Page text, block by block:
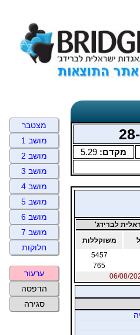
מקדם: 5.29
לברידג'
משוקללות
5457
765
מצטבר
מושב 1
מושב 2
מושב 3
מושב 4
מושב 5
מושב 6
מושב 7
חלוקות
ערעור
הדפסה
סגירה